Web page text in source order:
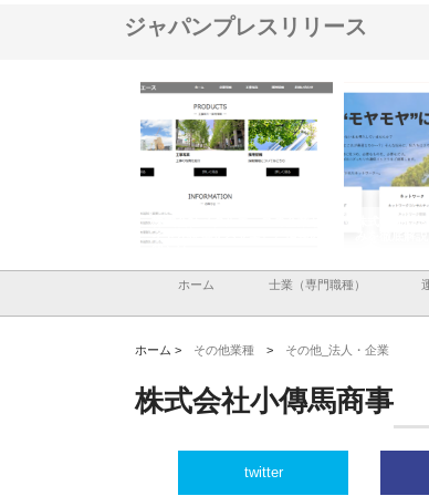
ジャパンプレスリリース
イトが提供する充実した情報内
株式会社Ｃ
ホーム 士業（専門職種）
ホーム > その他業種 > その他_法人・企業
株式会社小傳馬商事
twitter